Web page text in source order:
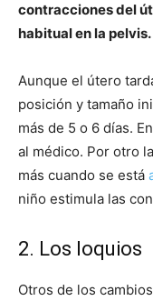
contracciones del
habitual en la pelvis.
Aunque el útero
posición y tamaño
más de 5 o 6 días.
al médico. Por otro
más cuando se está
niño estimula las
2. Los loquios
Otros de los